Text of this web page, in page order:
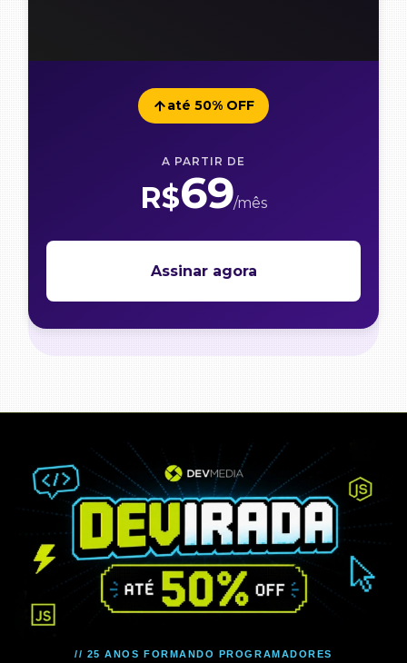
até 50% OFF
A PARTIR DE
R$69/mês
Assinar agora
// 25 ANOS FORMANDO PROGRAMADORES